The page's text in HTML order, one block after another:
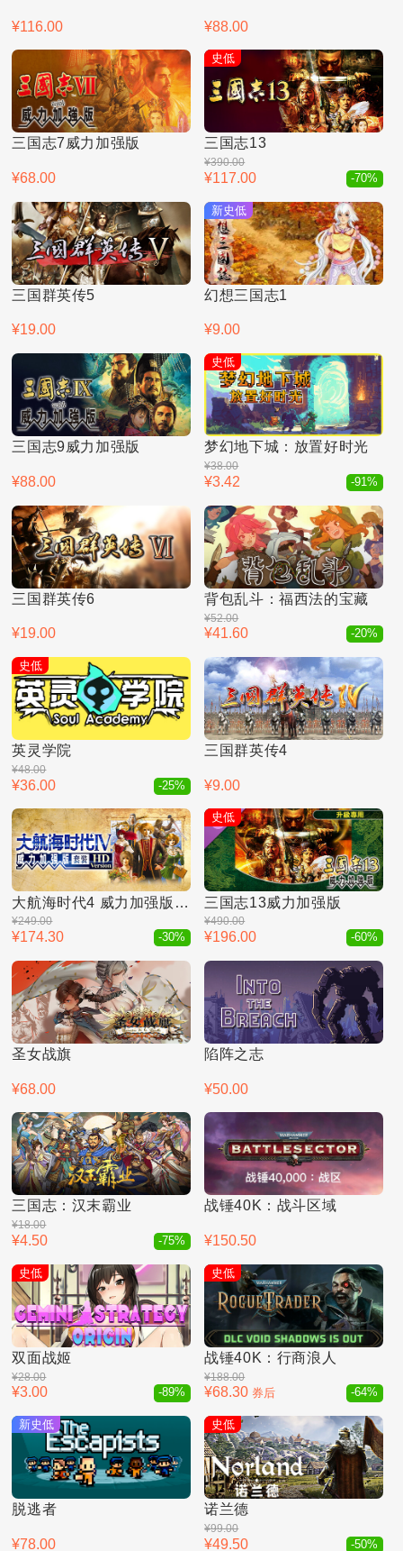
¥116.00 ¥88.00
三国志7威力加强版
¥68.00
史低
三国志13
¥390.00
¥117.00 -70%
三国群英传5
¥19.00
新史低
幻想三国志1
¥9.00
三国志9威力加强版
¥88.00
史低
梦幻地下城：放置好时光
¥38.00
¥3.42 -91%
三国群英传6
¥19.00
背包乱斗：福西法的宝藏
¥52.00
¥41.60 -20%
史低
英灵学院
¥48.00
¥36.00 -25%
三国群英传4
¥9.00
大航海时代4 威力加强版HD
¥249.00
¥174.30 -30%
史低
三国志13威力加强版
¥490.00
¥196.00 -60%
圣女战旗
¥68.00
陷阵之志
¥50.00
三国志：汉末霸业
¥18.00
¥4.50 -75%
战锤40K：战斗区域
¥150.50
史低
双面战姬
¥28.00
¥3.00 -89%
史低
战锤40K：行商浪人
¥188.00
¥68.30 券后 -64%
新史低
脱逃者
¥78.00
史低
诺兰德
¥99.00
¥49.50 -50%